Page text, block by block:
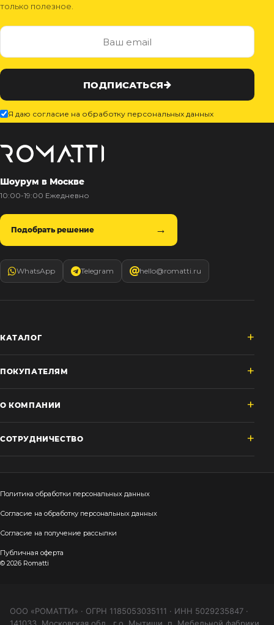
только полезное.
ПОДПИСАТЬСЯ
Я даю согласие на обработку персональных данных
Шоурум в Москве
10:00-19:00 Ежедневно
Подобрать решение
WhatsApp Telegram hello@romatti.ru
КАТАЛОГ
ПОКУПАТЕЛЯМ
О КОМПАНИИ
СОТРУДНИЧЕСТВО
Политика обработки персональных данных
Согласие на обработку персональных данных
Согласие на получение рассылки
Публичная оферта
© 2026 Romatti
ООО «РОМАТТИ» · ОГРН 1185053035111 · ИНН 5029235847 ·
141033, Московская обл., г.о. Мытищи, п. Мебельной фабрики,